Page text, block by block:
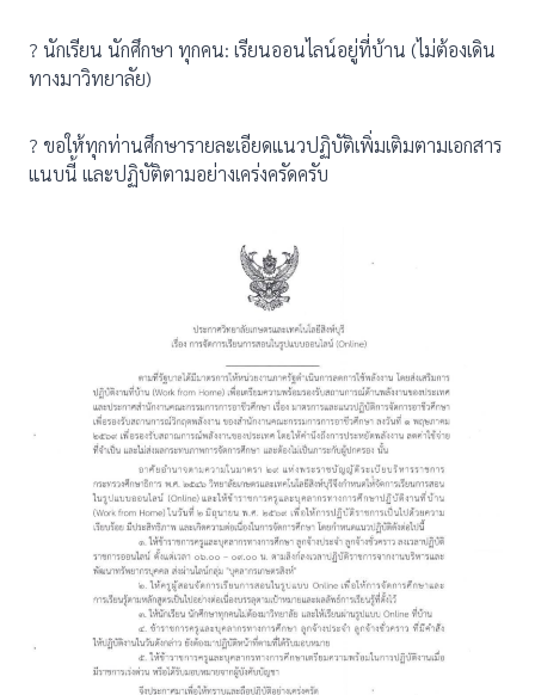
? นักเรียน นักศึกษา ทุกคน: เรียนออนไลน์อยู่ที่บ้าน (ไม่ต้องเดิน
ทางมาวิทยาลัย)
? ขอให้ทุกท่านศึกษารายละเอียดแนวปฏิบัติเพิ่มเติมตามเอกสาร
แนบนี้ และปฏิบัติตามอย่างเคร่งครัดครับ